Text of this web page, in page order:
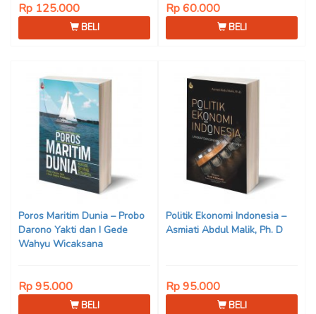
Rp 125.000
BELI
Rp 60.000
BELI
Poros Maritim Dunia – Probo
Darono Yakti dan I Gede
Wahyu Wicaksana
Rp 95.000
BELI
Politik Ekonomi Indonesia –
Asmiati Abdul Malik, Ph. D
Rp 95.000
BELI